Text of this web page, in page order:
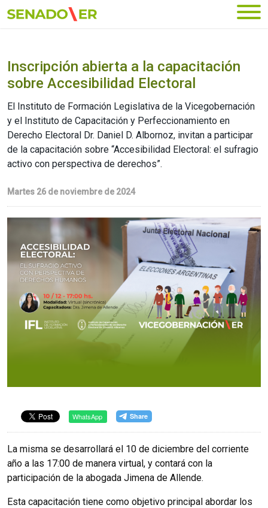
Ir al menú principal
Inscripción abierta a la capacitación
sobre Accesibilidad Electoral
El Instituto de Formación Legislativa de la Vicegobernación
y el Instituto de Capacitación y Perfeccionamiento en
Derecho Electoral Dr. Daniel D. Albornoz, invitan a participar
de la capacitación sobre “Accesibilidad Electoral: el sufragio
activo con perspectiva de derechos”.
Martes 26 de noviembre de 2024
WhatsApp
La misma se desarrollará el 10 de diciembre del corriente
año a las 17:00 de manera virtual, y contará con la
participación de la abogada Jimena de Allende.
Esta capacitación tiene como objetivo principal abordar los